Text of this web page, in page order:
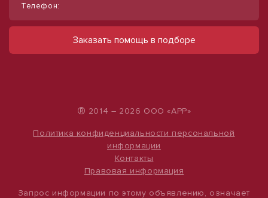
Телефон:
Заказать помощь в подборе
® 2014 – 2026 ООО «АРР»
Политика конфиденциальности персональной
информации
Контакты
Правовая информация
Запрос информации по этому объявлению, означает